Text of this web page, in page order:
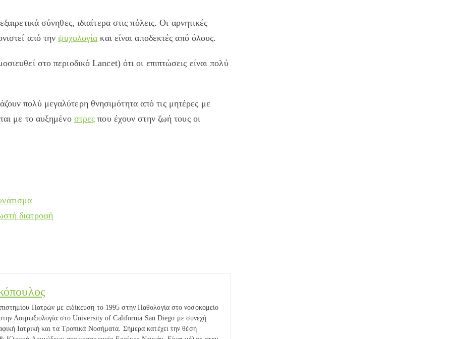
σύνηθες, ιδιαίτερα στις πόλεις. Οι αρνητικές
από τηνψυχολογία και είναι αποδεκτές από όλους.
στο περιοδικό Lancet) ότι οι επιπτώσεις είναι πολύ
πολύ μεγαλύτερη θνησιμότητα από τις μητέρες με
με το αυξημένο στρες που έχουν στην ζωή τους οι
διατροφή
Πατρών με ειδίκευση το 1995 στην Παθολογία στο νοσοκομείο
Λοιμωξιολογία στο University of California San Diego με συνεχή
Ιατρική και τα Τροπικά Νοσήματα. Σήμερα κατέχει την θέση